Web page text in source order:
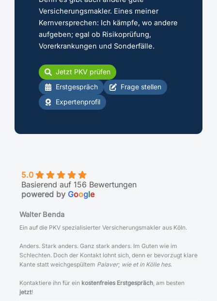
Basierend auf 156 Bewertungen
powered byGoogle
Walter Benda
Anders. Stark anders. Ganz stark anders. Im Guten wie im
Kontaktiere ihn für einkostenfreies Erstgespräch
jetzt!